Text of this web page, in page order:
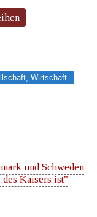
Wirtschaft
und Schweden
des Kaisers ist"